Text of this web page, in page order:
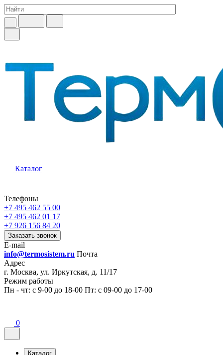
Каталог
Телефоны
+7 495 462 55 00
+7 495 462 01 17
+7 926 156 84 20
Заказать звонок
E-mail
info@termosistem.ru Почта
Адрес
г. Москва, ул. Иркутская, д. 11/17
Режим работы
Пн - чт: с 9-00 до 18-00 Пт: с 09-00 до 17-00
0
Каталог